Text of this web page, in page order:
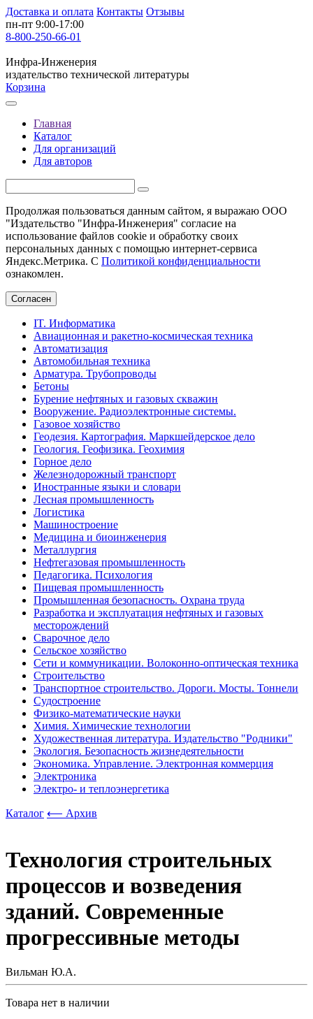
Доставка и оплата Контакты Отзывы
пн-пт 9:00-17:00
8-800-250-66-01
Инфра-Инженерия
издательство технической литературы
Корзина
Главная
Каталог
Для организаций
Для авторов
Продолжая пользоваться данным сайтом, я выражаю ООО
"Издательство "Инфра-Инженерия" согласие на
использование файлов cookie и обработку своих
персональных данных с помощью интернет-сервиса
Яндекс.Метрика. С Политикой конфиденциальности
ознакомлен.
Согласен
IT. Информатика
Авиационная и ракетно-космическая техника
Автоматизация
Автомобильная техника
Арматура. Трубопроводы
Бетоны
Бурение нефтяных и газовых скважин
Вооружение. Радиоэлектронные системы.
Газовое хозяйство
Геодезия. Картография. Маркшейдерское дело
Геология. Геофизика. Геохимия
Горное дело
Железнодорожный транспорт
Иностранные языки и словари
Лесная промышленность
Логистика
Машиностроение
Медицина и биоинженерия
Металлургия
Нефтегазовая промышленность
Педагогика. Психология
Пищевая промышленность
Промышленная безопасность. Охрана труда
Разработка и эксплуатация нефтяных и газовых
месторождений
Сварочное дело
Сельское хозяйство
Сети и коммуникации. Волоконно-оптическая техника
Строительство
Транспортное строительство. Дороги. Мосты. Тоннели
Судостроение
Физико-математические науки
Химия. Химические технологии
Художественная литература. Издательство "Родники"
Экология. Безопасность жизнедеятельности
Экономика. Управление. Электронная коммерция
Электроника
Электро- и теплоэнергетика
Каталог ⟵ Архив
Технология строительных
процессов и возведения
зданий. Современные
прогрессивные методы
Вильман Ю.А.
Товара нет в наличии